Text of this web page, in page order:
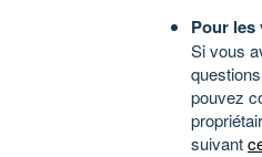
Pour
Si vous
pouvez
suivant